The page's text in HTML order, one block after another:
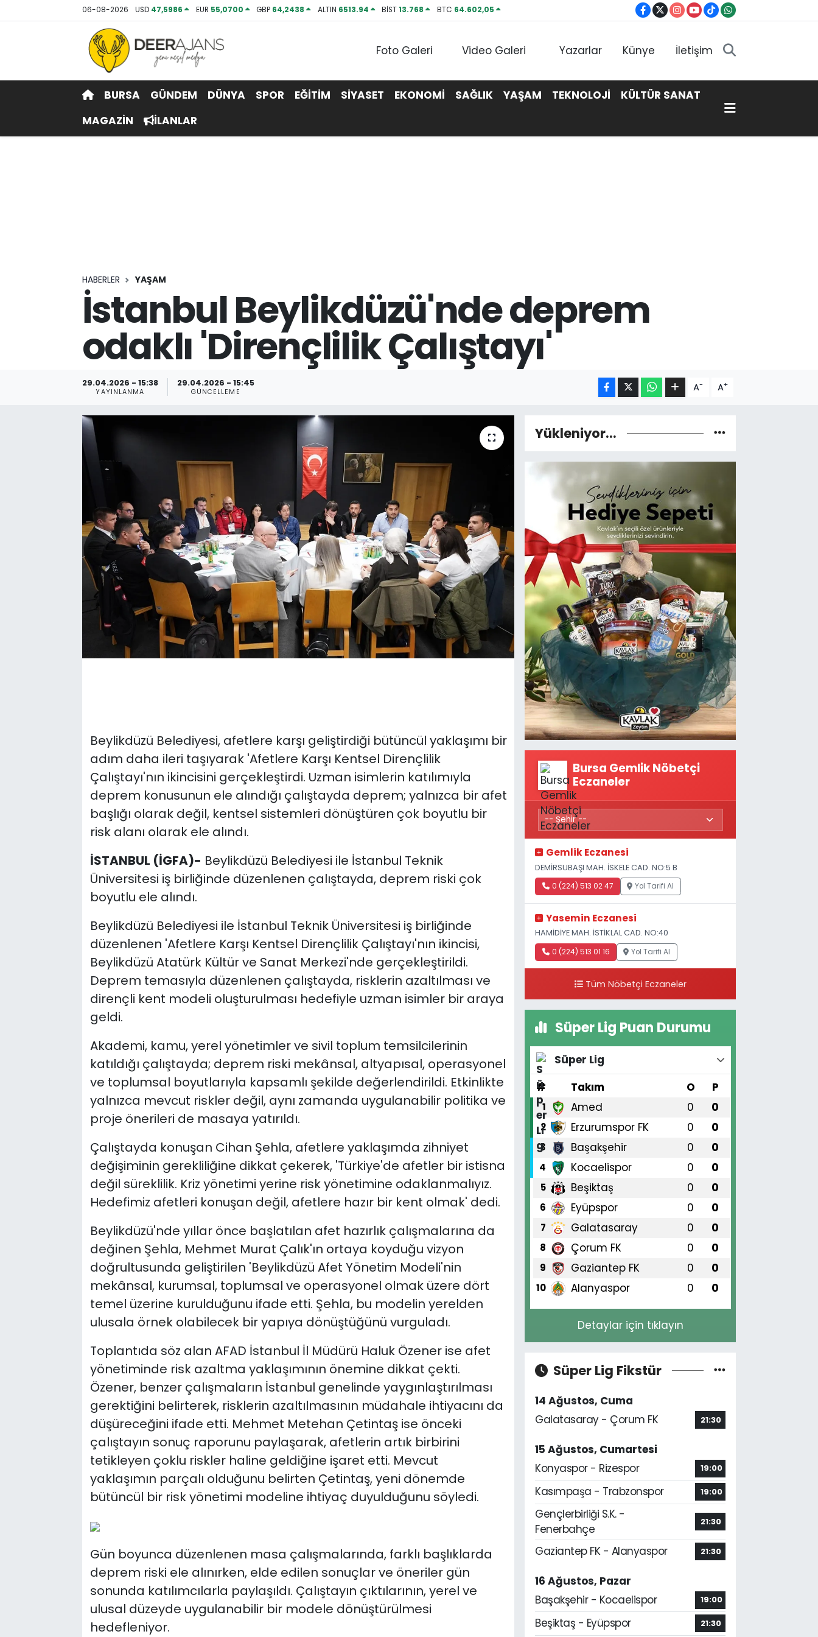
06-08-2026 USD 47,5986 EUR 55,0700 GBP 64,2438 ALTIN 6513.94 BİST13.768 BTC 64.602,05
Foto Galeri Video Galeri Yazarlar Künye İletişim
BURSA GÜNDEM DÜNYA SPOR EĞİTİM SİYASET EKONOMİ SAĞLIK YAŞAM TEKNOLOJİ
KÜLTÜR SANAT
MAGAZİN
İLANLAR
HABERLER YAŞAM
İstanbul Beylikdüzü'nde deprem
odaklı 'Dirençlilik Çalıştayı'
29.04.2026 - 15:38
YAYINLANMA
29.04.2026 - 15:45
GÜNCELLEME A- A+
Beylikdüzü Belediyesi, afetlere karşı geliştirdiği bütüncül yaklaşımı bir
adım daha ileri taşıyarak 'Afetlere Karşı Kentsel Dirençlilik
Çalıştayı'nın ikincisini gerçekleştirdi. Uzman isimlerin katılımıyla
deprem konusunun ele alındığı çalıştayda deprem; yalnızca bir afet
başlığı olarak değil, kentsel sistemleri dönüştüren çok boyutlu bir
risk alanı olarak ele alındı.
İSTANBUL (İGFA)- Beylikdüzü Belediyesi ile İstanbul Teknik
Üniversitesi iş birliğinde düzenlenen çalıştayda, deprem riski çok
boyutlu ele alındı.
Beylikdüzü Belediyesi ile İstanbul Teknik Üniversitesi iş birliğinde
düzenlenen 'Afetlere Karşı Kentsel Dirençlilik Çalıştayı'nın ikincisi,
Beylikdüzü Atatürk Kültür ve Sanat Merkezi'nde gerçekleştirildi.
Deprem temasıyla düzenlenen çalıştayda, risklerin azaltılması ve
dirençli kent modeli oluşturulması hedefiyle uzman isimler bir araya
geldi.
Akademi, kamu, yerel yönetimler ve sivil toplum temsilcilerinin
katıldığı çalıştayda; deprem riski mekânsal, altyapısal, operasyonel
ve toplumsal boyutlarıyla kapsamlı şekilde değerlendirildi. Etkinlikte
yalnızca mevcut riskler değil, aynı zamanda uygulanabilir politika ve
proje önerileri de masaya yatırıldı.
Çalıştayda konuşan Cihan Şehla, afetlere yaklaşımda zihniyet
değişiminin gerekliliğine dikkat çekerek, 'Türkiye'de afetler bir istisna
değil süreklilik. Kriz yönetimi yerine risk yönetimine odaklanmalıyız.
Hedefimiz afetleri konuşan değil, afetlere hazır bir kent olmak' dedi.
Beylikdüzü'nde yıllar önce başlatılan afet hazırlık çalışmalarına da
değinen Şehla, Mehmet Murat Çalık'ın ortaya koyduğu vizyon
doğrultusunda geliştirilen 'Beylikdüzü Afet Yönetim Modeli'nin
mekânsal, kurumsal, toplumsal ve operasyonel olmak üzere dört
temel üzerine kurulduğunu ifade etti. Şehla, bu modelin yerelden
ulusala örnek olabilecek bir yapıya dönüştüğünü vurguladı.
Toplantıda söz alan AFAD İstanbul İl Müdürü Haluk Özener ise afet
yönetiminde risk azaltma yaklaşımının önemine dikkat çekti.
Özener, benzer çalışmaların İstanbul genelinde yaygınlaştırılması
gerektiğini belirterek, risklerin azaltılmasının müdahale ihtiyacını da
düşüreceğini ifade etti. Mehmet Metehan Çetintaş ise önceki
çalıştayın sonuç raporunu paylaşarak, afetlerin artık birbirini
tetikleyen çoklu riskler haline geldiğine işaret etti. Mevcut
yaklaşımın parçalı olduğunu belirten Çetintaş, yeni dönemde
bütüncül bir risk yönetimi modeline ihtiyaç duyulduğunu söyledi.
Gün boyunca düzenlenen masa çalışmalarında, farklı başlıklarda
deprem riski ele alınırken, elde edilen sonuçlar ve öneriler gün
sonunda katılımcılarla paylaşıldı. Çalıştayın çıktılarının, yerel ve
ulusal düzeyde uygulanabilir bir modele dönüştürülmesi
hedefleniyor.
Yükleniyor...
Bursa Gemlik Nöbetçi
Eczaneler
Gemlik Eczanesi
DEMİRSUBAŞI MAH. İSKELE CAD. NO:5 B
0 (224) 513 02 47 Yol Tarifi Al
Yasemin Eczanesi
HAMİDİYE MAH. İSTİKLAL CAD. NO:40
0 (224) 513 01 16 Yol Tarifi Al
Tüm Nöbetçi Eczaneler
Süper Lig Puan Durumu
Süper Lig
#
Takım O P
1 Amed 0 0
2 Erzurumspor FK 0 0
3 Başakşehir 0 0
4 Kocaelispor 0 0
5 Beşiktaş 0 0
6 Eyüpspor 0 0
7 Galatasaray 0 0
8 Çorum FK 0 0
9 Gaziantep FK 0 0
10 Alanyaspor 0 0
Detaylar için tıklayın
Süper Lig Fikstür
14 Ağustos, Cuma
Galatasaray - Çorum FK
21:30
15 Ağustos, Cumartesi
Konyaspor - Rizespor
19:00
Kasımpaşa - Trabzonspor 19:00
Gençlerbirliği S.K. -
Fenerbahçe
21:30
Gaziantep FK - Alanyaspor 21:30
16 Ağustos, Pazar
Başakşehir - Kocaelispor
19:00
Beşiktaş - Eyüpspor 21:30
Hava Durumu
Trafik Durumu
Tüm Manşetler